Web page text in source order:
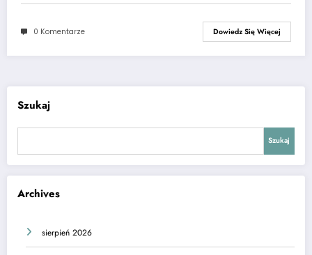
0 Komentarze Dowiedz Się Więcej
Szukaj
Szukaj
Archives
sierpień 2026